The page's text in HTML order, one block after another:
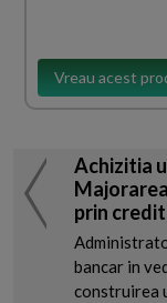
Vreau acest
Achizitia
prin
bancar in
construirea